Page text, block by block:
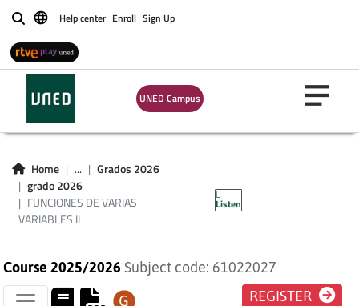
BuscarHelp center Enroll Sign Up
UNED Campus
Home ...
Grados 2026
grado 2026
FUNCIONES DE VARIAS
VARIABLES II
Listen
FUNCIONES DE
VARIAS VARIABLES
II
Course 2025/2026 Subject code: 61022027
REGISTER